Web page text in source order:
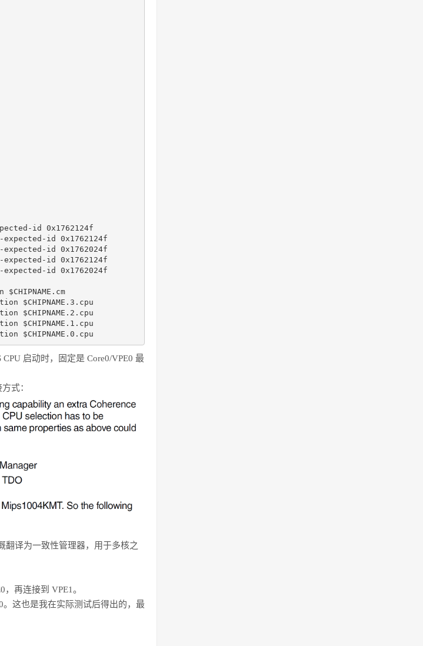
id 0x1762124f
id 0x1762124f
id 0x1762024f
id 0x1762124f
id 0x1762024f
$CHIPNAME.3.cpu
$CHIPNAME.2.cpu
$CHIPNAME.1.cpu
$CHIPNAME.0.cpu
启动时，固定是 Core0/VPE0 最
式：
翻译为一致性管理器，用于多核之
再连接到 VPE1。
。这也是我在实际测试后得出的，最